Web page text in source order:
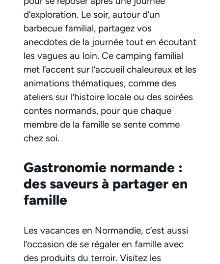
d’exploration. Le soir, autour d’un
barbecue familial, partagez vos
anecdotes de la journée tout en écoutant
les vagues au loin. Ce camping familial
met l’accent sur l’accueil chaleureux et les
animations thématiques, comme des
ateliers sur l’histoire locale ou des soirées
contes normands, pour que chaque
membre de la famille se sente comme
chez soi.
Gastronomie normande :
des saveurs à partager en
famille
Les vacances en Normandie, c’est aussi
l’occasion de se régaler en famille avec
des produits du terroir. Visitez les